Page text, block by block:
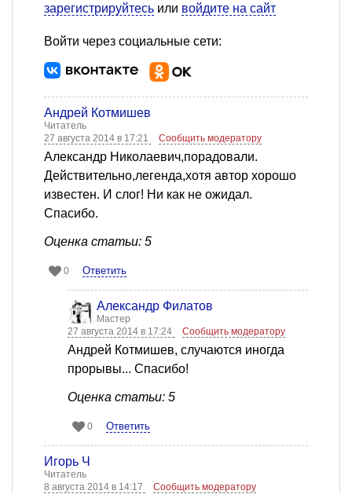
зарегистрируйтесь или войдите на сайт
Войти через социальные сети:
Андрей Котмишев
Читатель
27 августа 2014 в 17:21
Сообщить модератору
Александр Николаевич,порадовали.
Действительно,легенда,хотя автор хорошо
известен. И слог! Ни как не ожидал.
Спасибо.
Оценка статьи: 5
0 Ответить
Александр Филатов
Мастер
27 августа 2014 в 17:24
Сообщить модератору
Андрей Котмишев, случаются иногда
прорывы... Спасибо!
Оценка статьи: 5
0 Ответить
Игорь Ч
Читатель
8 августа 2014 в 14:17
Сообщить модератору